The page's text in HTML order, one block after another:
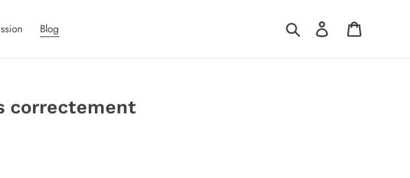
Blog RechercherSe connecter
correctement